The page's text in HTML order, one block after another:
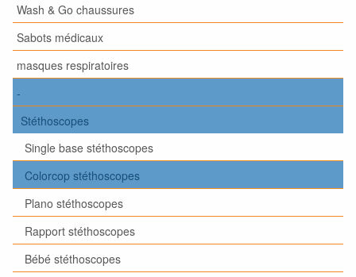
Wash & Go chaussures
Sabots médicaux
masques respiratoires
-
Stéthoscopes
Single base stéthoscopes
Colorcop stéthoscopes
Plano stéthoscopes
Rapport stéthoscopes
Bébé stéthoscopes